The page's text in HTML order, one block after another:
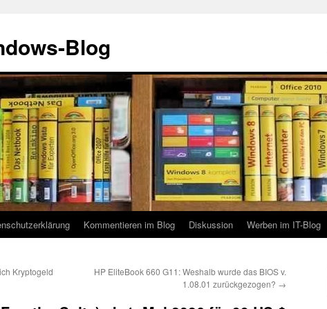
Blog
Kommentieren im Blog Diskussion Werben im IT-Blog
Kryptogeld
HP EliteBook 660 G11: Weshalb wurde das BIOS v.
1.08.01 zurückgezogen? →